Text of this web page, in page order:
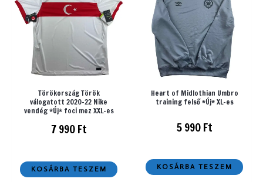
Törökország Török
válogatott 2020-22 Nike
vendég *Új* foci mez XXL-es
7 990Ft
KOSÁRBA TESZEM
Heart of Midlothian Umbro
training felső *Új* XL-es
5 990Ft
KOSÁRBA TESZEM